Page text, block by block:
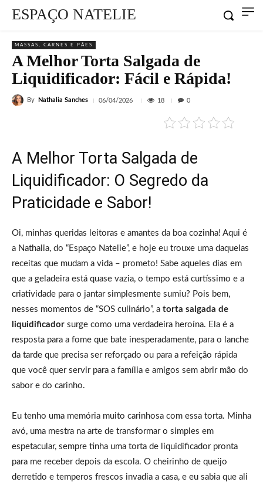
ESPAÇO NATELIE
MASSAS, CARNES E PÃES
A Melhor Torta Salgada de
Liquidificador: Fácil e Rápida!
By Nathalia Sanches 06/04/2026 18 0
A Melhor Torta Salgada de
Liquidificador: O Segredo da
Praticidade e Sabor!
Oi, minhas queridas leitoras e amantes da boa cozinha! Aqui é
a Nathalia, do “Espaço Natelie”, e hoje eu trouxe uma daquelas
receitas que mudam a vida – prometo! Sabe aqueles dias em
que a geladeira está quase vazia, o tempo está curtíssimo e a
criatividade para o jantar simplesmente sumiu? Pois bem,
nesses momentos de “SOS culinário”, a torta salgada de
liquidificador surge como uma verdadeira heroína. Ela é a
resposta para a fome que bate inesperadamente, para o lanche
da tarde que precisa ser reforçado ou para a refeição rápida
que você quer servir para a família e amigos sem abrir mão do
sabor e do carinho.
Eu tenho uma memória muito carinhosa com essa torta. Minha
avó, uma mestra na arte de transformar o simples em
espetacular, sempre tinha uma torta de liquidificador pronta
para me receber depois da escola. O cheirinho de queijo
derretido e temperos frescos invadia a casa, e eu sabia que ali